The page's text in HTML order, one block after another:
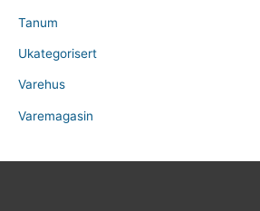
Tanum
Ukategorisert
Varehus
Varemagasin